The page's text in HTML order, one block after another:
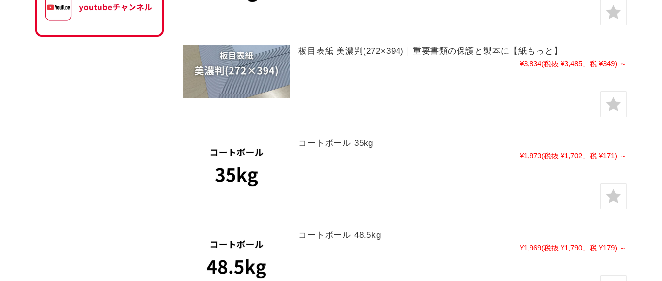
板目表紙 美濃判(272×394)｜重要書類の保護と製本に【紙もっと】
¥3,834(税抜 ¥3,485、税 ¥349) ～
コートボール 35kg
¥1,873(税抜 ¥1,702、税 ¥171) ～
コートボール 48.5kg
¥1,969(税抜 ¥1,790、税 ¥179) ～